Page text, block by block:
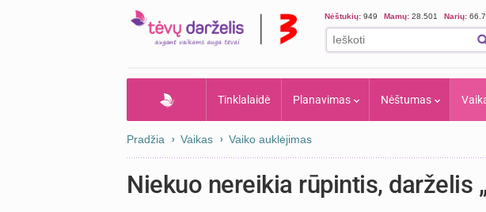
Nėštukių: 949 Mamų: 28.501 Narių:
Tinklalaidė Planavimas Nėštumas
Pradžia Vaikas Vaiko auklėjimas
Niekuo nereikia rūpintis, darželis